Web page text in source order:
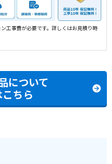
工事費が必要です。詳しくはお見積り時
について
ちら